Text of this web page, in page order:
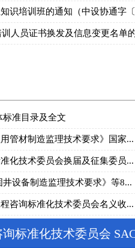
识培训班的通知（中设协通字
人员证书换发及信息变更名单
准目录及全文
管材制造监理技术要求》国家...
化技术委员会换届及征集委员...
设备制造监理技术要求》等8...
咨询标准化技术委员会名义收...
标准化技术委员会